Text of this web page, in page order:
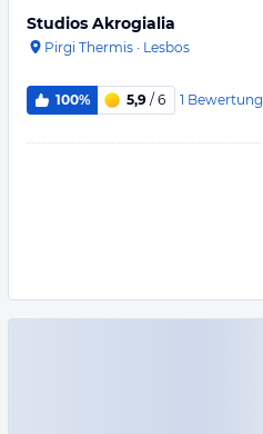
Studios Akrogialia
Pirgi Thermis · Lesbos
100% 5,9 / 6 1 Bewertung